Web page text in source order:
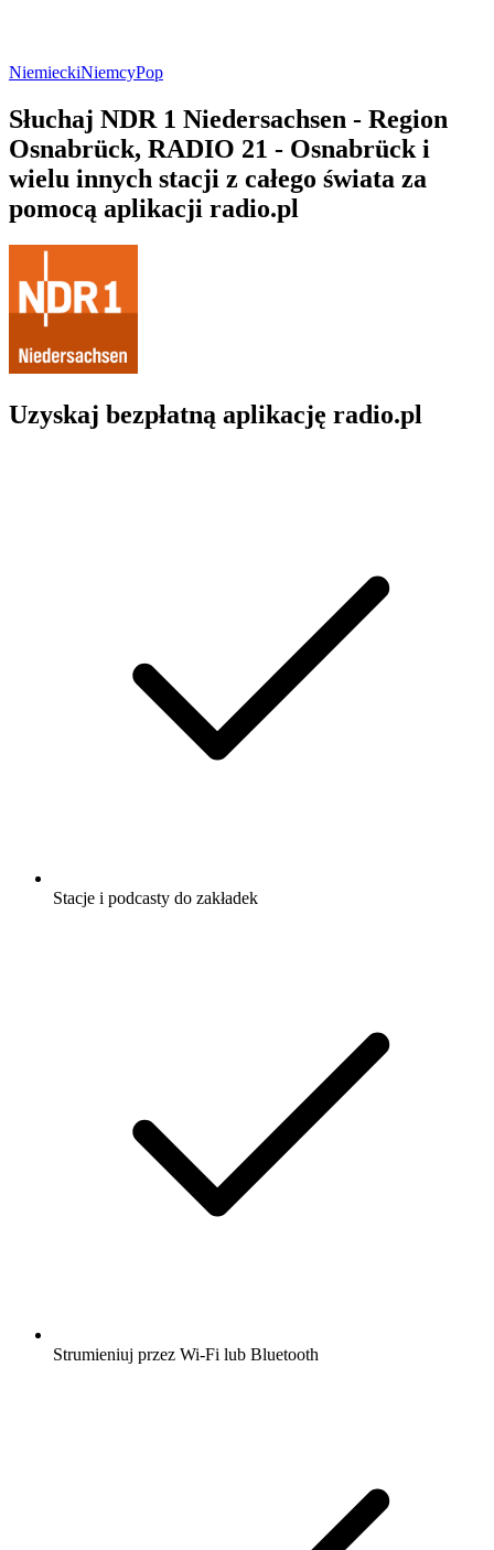
NiemieckiNiemcyPop
Słuchaj NDR 1 Niedersachsen - Region
Osnabrück, RADIO 21 - Osnabrück i
wielu innych stacji z całego świata za
pomocą aplikacji radio.pl
Uzyskaj bezpłatną aplikację radio.pl
Stacje i podcasty do zakładek
Strumieniuj przez Wi-Fi lub Bluetooth